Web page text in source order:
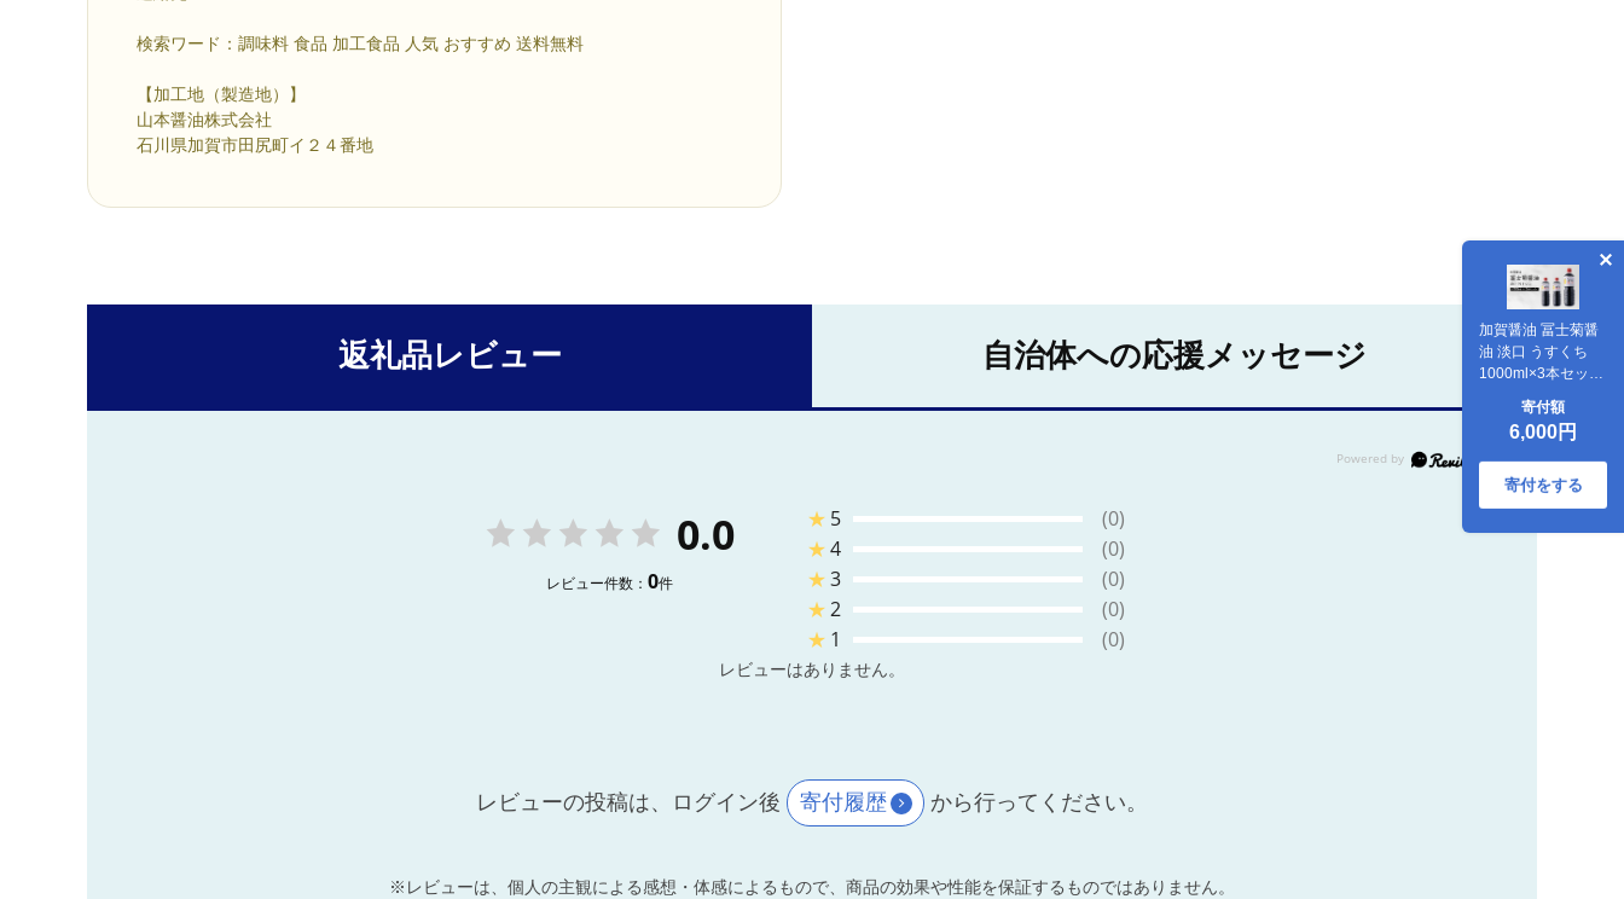
検索ワード：調味料 食品 加工食品 人気 おすすめ 送料無料
【加工地（製造地）】
山本醤油株式会社
石川県加賀市田尻町イ２４番地
加賀醤油 冨士菊醤
油 淡口 うすくち
1000ml×3本セット
醤油 しょう油 しょ
うゆ セット 1L 国
産 淡口醤油 旨口醤
油 調味料 煮物 お吸
い物 地醤油 ご当地
食品 F6P-1799
寄付額
6,000円
寄付をする
返礼品レビュー 自治体への応援メッセージ
0.0
レビュー件数： 0件
★ 5
(0)
★4
(0)
★3
(0)
★2
(0)
★ 1 (0)
レビューはありません。
レビューの投稿は、ログイン後 寄付履歴 から行ってください。
※レビューは、個人の主観による感想・体感によるもので、商品の効果や性能を保証するものではありません。